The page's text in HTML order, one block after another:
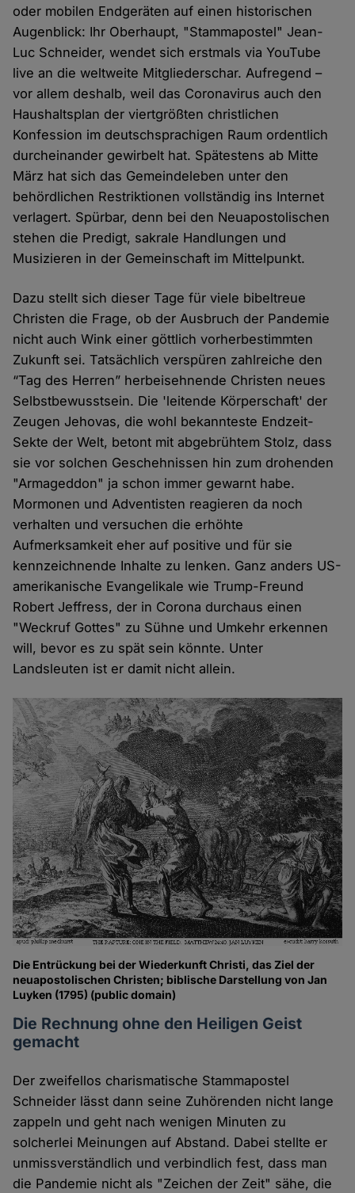
oder mobilen Endgeräten auf einen historischen
Augenblick: Ihr Oberhaupt, "Stammapostel" Jean-
Luc Schneider, wendet sich erstmals via YouTube
live an die weltweite Mitgliederschar. Aufregend –
vor allem deshalb, weil das Coronavirus auch den
Haushaltsplan der viertgrößten christlichen
Konfession im deutschsprachigen Raum ordentlich
durcheinander gewirbelt hat. Spätestens ab Mitte
März hat sich das Gemeindeleben unter den
behördlichen Restriktionen vollständig ins Internet
verlagert. Spürbar, denn bei den Neuapostolischen
stehen die Predigt, sakrale Handlungen und
Musizieren in der Gemeinschaft im Mittelpunkt.
Dazu stellt sich dieser Tage für viele bibeltreue
Christen die Frage, ob der Ausbruch der Pandemie
nicht auch Wink einer göttlich vorherbestimmten
Zukunft sei. Tatsächlich verspüren zahlreiche den
“Tag des Herren” herbeisehnende Christen neues
Selbstbewusstsein. Die 'leitende Körperschaft' der
Zeugen Jehovas, die wohl bekannteste Endzeit-
Sekte der Welt, betont mit abgebrühtem Stolz, dass
sie vor solchen Geschehnissen hin zum drohenden
"Armageddon" ja schon immer gewarnt habe.
Mormonen und Adventisten reagieren da noch
verhalten und versuchen die erhöhte
Aufmerksamkeit eher auf positive und für sie
kennzeichnende Inhalte zu lenken. Ganz anders US-
amerikanische Evangelikale wie Trump-Freund
Robert Jeffress, der in Corona durchaus einen
"Weckruf Gottes" zu Sühne und Umkehr erkennen
will, bevor es zu spät sein könnte. Unter
Landsleuten ist er damit nicht allein.
Die Entrückung bei der Wiederkunft Christi, das Ziel der
neuapostolischen Christen; biblische Darstellung von Jan
Luyken (1795) (public domain)
Die Rechnung ohne den Heiligen Geist
gemacht
Der zweifellos charismatische Stammapostel
Schneider lässt dann seine Zuhörenden nicht lange
zappeln und geht nach wenigen Minuten zu
solcherlei Meinungen auf Abstand. Dabei stellte er
unmissverständlich und verbindlich fest, dass man
die Pandemie nicht als "Zeichen der Zeit" sähe, die